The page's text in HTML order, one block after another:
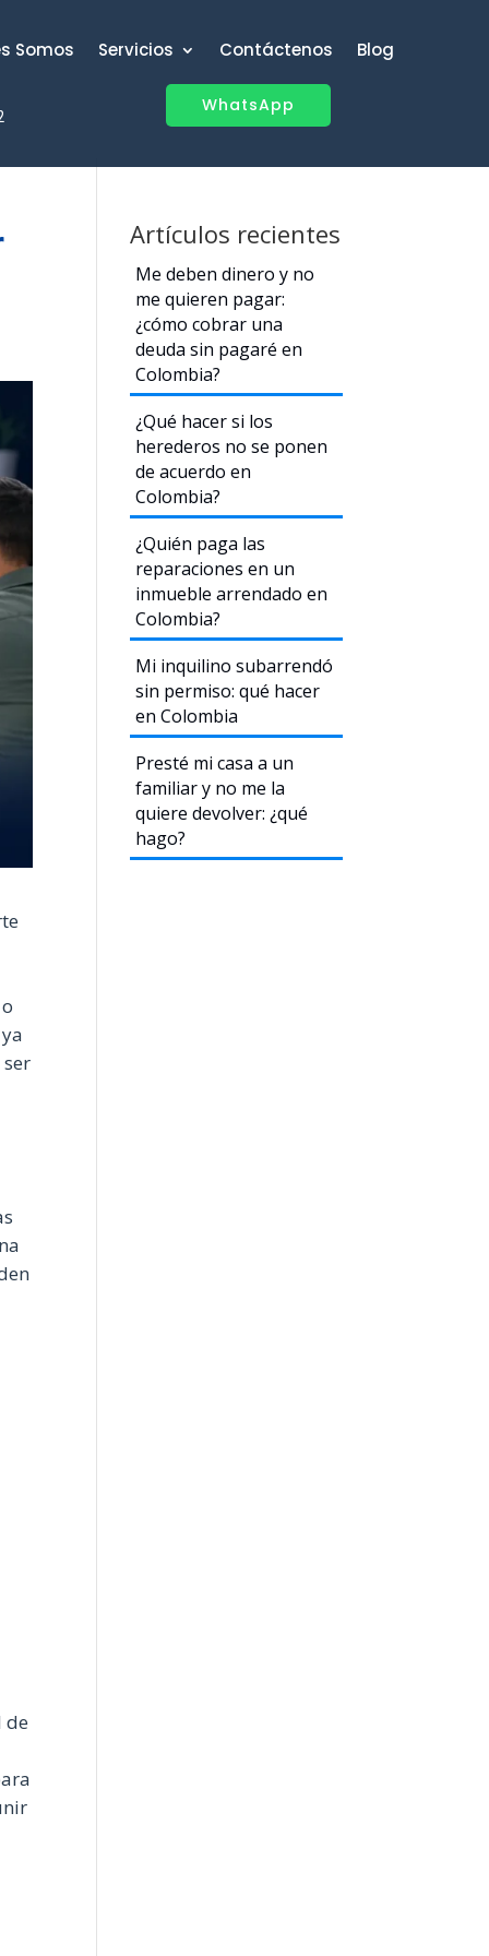
Somos Servicios Contáctenos Blog
WhatsApp
de
Artículos recientes
Me deben dinero y no
me quieren pagar:
¿cómo cobrar una
deuda sin pagaré en
Colombia?
¿Qué hacer si los
herederos no se ponen
de acuerdo en
Colombia?
¿Quién paga las
reparaciones en un
inmueble arrendado en
Colombia?
Mi inquilino subarrendó
sin permiso: qué hacer
en Colombia
Presté mi casa a un
familiar y no me la
quiere devolver: ¿qué
hago?